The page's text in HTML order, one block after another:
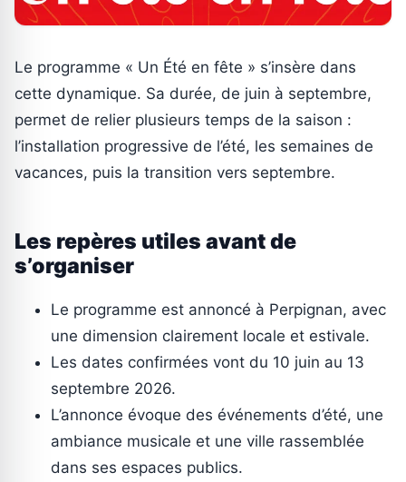
Le programme « Un Été en fête » s’insère dans
cette dynamique. Sa durée, de juin à septembre,
permet de relier plusieurs temps de la saison :
l’installation progressive de l’été, les semaines de
vacances, puis la transition vers septembre.
Les repères utiles avant de
s’organiser
Le programme est annoncé à Perpignan, avec
une dimension clairement locale et estivale.
Les dates confirmées vont du 10 juin au 13
septembre 2026.
L’annonce évoque des événements d’été, une
ambiance musicale et une ville rassemblée
dans ses espaces publics.